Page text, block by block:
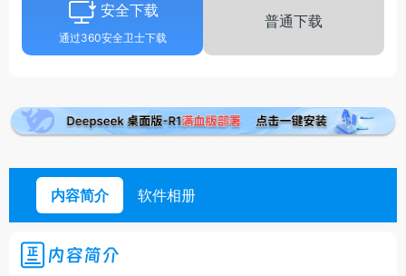
安全下载
通过360安全卫士下载
普通下载
内容简介 软件相册
内容简介